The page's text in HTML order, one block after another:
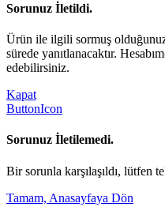
Sorunuz İletildi.
Ürün ile ilgili sormuş olduğunuz
sürede yanıtlanacaktır.
edebilirsiniz.
Kapat
ButtonIcon
Sorunuz İletilemedi.
Bir sorunla karşılaşıldı, lütfen
Tamam, Anasayfaya Dön